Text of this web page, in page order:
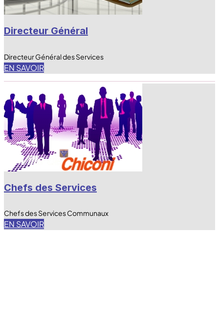
Directeur Général
Directeur Général des Services
EN SAVOIR
Chefs des Services
Chefs des Services Communaux
EN SAVOIR